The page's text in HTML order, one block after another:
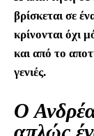
βρίσκεται σε
κρίνονται όχι
και από το
γενιές.
Ο